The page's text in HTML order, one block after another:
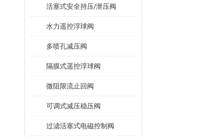
活塞式安全持压/泄压阀
水力遥控浮球阀
多喷孔减压阀
隔膜式遥控浮球阀
微阻限流止回阀
可调式减压稳压阀
过滤活塞式电磁控制阀